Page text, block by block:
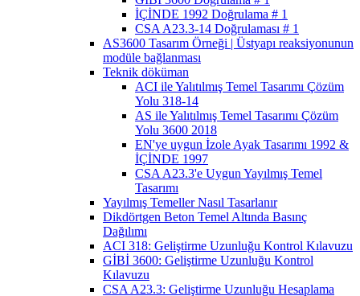
İÇİNDE 1992 Doğrulama # 1
CSA A23.3-14 Doğrulaması # 1
AS3600 Tasarım Örneği | Üstyapı reaksiyonunun
modüle bağlanması
Teknik döküman
ACI ile Yalıtılmış Temel Tasarımı Çözüm
Yolu 318-14
AS ile Yalıtılmış Temel Tasarımı Çözüm
Yolu 3600 2018
EN'ye uygun İzole Ayak Tasarımı 1992 &
İÇİNDE 1997
CSA A23.3'e Uygun Yayılmış Temel
Tasarımı
Yayılmış Temeller Nasıl Tasarlanır
Dikdörtgen Beton Temel Altında Basınç
Dağılımı
ACI 318: Geliştirme Uzunluğu Kontrol Kılavuzu
GİBİ 3600: Geliştirme Uzunluğu Kontrol
Kılavuzu
CSA A23.3: Geliştirme Uzunluğu Hesaplama